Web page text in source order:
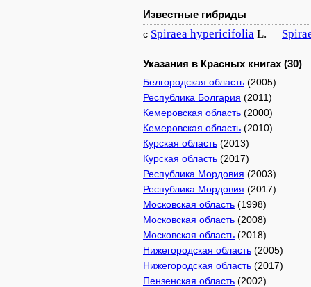
Известные гибриды
с Spiraea hypericifolia L. —
Указания в Красных книгах (30)
Белгородская область (2005)
Республика Болгария (2011)
Кемеровская область (2000)
Кемеровская область (2010)
Курская область (2013)
Курская область (2017)
Республика Мордовия (2003)
Республика Мордовия (2017)
Московская область (1998)
Московская область (2008)
Московская область (2018)
Нижегородская область (2005)
Нижегородская область (2017)
Пензенская область (2002)